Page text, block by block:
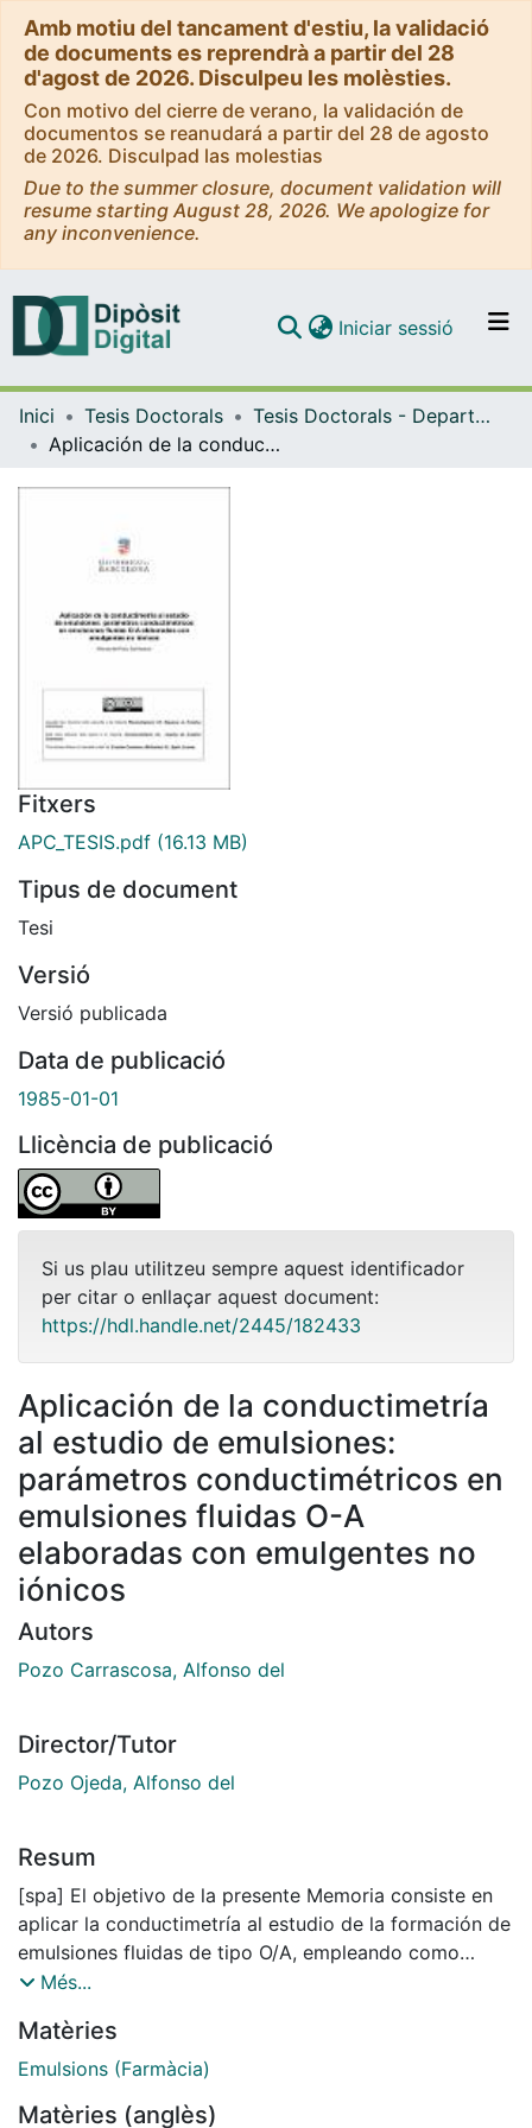
Amb motiu del tancament d'estiu, la validació
de documents es reprendrà a partir del 28
d'agost de 2026. Disculpeu les molèsties.
Con motivo del cierre de verano, la validación de
documentos se reanudará a partir del 28 de agosto
de 2026. Disculpad las molestias
Due to the summer closure, document validation will
resume starting August 28, 2026. We apologize for
any inconvenience.
Navega per tot el DD
Iniciar sessió (current)
Inici Tesis Doctorals
Tesis Doctorals - Departament - Farmàcia Galènica
Aplicación de la conductimetría al estudio de emulsiones: parámetros conductimétricos en emulsiones fluidas O-A elaboradas con emulgentes no iónicos
Fitxers
APC_TESIS.pdf (16.13 MB)
Tipus de document
Tesi
Versió
Versió publicada
Data de publicació
1985-01-01
Llicència de publicació
Si us plau utilitzeu sempre aquest identificador
per citar o enllaçar aquest document:
https://hdl.handle.net/2445/182433
Aplicación de la conductimetría
al estudio de emulsiones:
parámetros conductimétricos en
emulsiones fluidas O-A
elaboradas con emulgentes no
iónicos
Autors
Pozo Carrascosa, Alfonso del
Director/Tutor
Pozo Ojeda, Alfonso del
Resum
[spa] El objetivo de la presente Memoria consiste en
aplicar la conductimetría al estudio de la formación de
emulsiones fluidas de tipo O/A, empleando como
emulgentes mezclas de anfifilos no iónicos de los
etoxilados, concretamente, Tweens(R) y Spans(R). Las
emulsiones se elaboran por el procedimiento de
la curva de conductividad, determinada en continuo
Més...
Matèries
Emulsions (Farmàcia)
Matèries (anglès)